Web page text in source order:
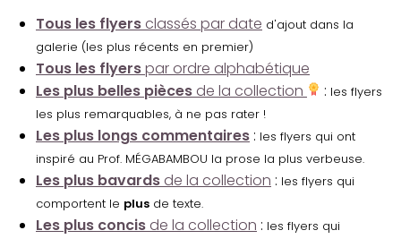
Tous les flyers classés par date d'ajout dans la
galerie (les plus récents en premier)
Tous les flyerspar ordre alphabétique
Les plus belles pièces de la collection : les flyers
les plus remarquables, à ne pas rater !
Les plus longs commentaires : les flyers qui ont
inspiré au Prof. MÉGABAMBOU la prose la plus verbeuse.
Les plus bavards de la collection : les flyers qui
comportent le plus de texte.
Les plus concis de la collection : les flyers qui